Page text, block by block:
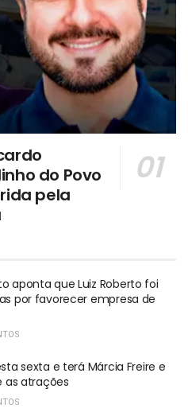
do Povo
pela
aponta que Luiz Roberto foi
por favorecer empresa de
sexta e terá Márcia Freire e
as atrações